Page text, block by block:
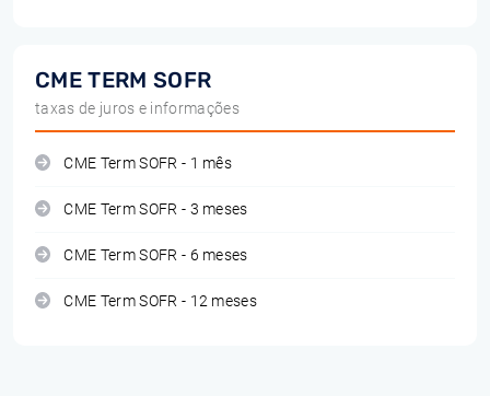
CME TERM SOFR
taxas de juros e informações
CME Term SOFR - 1 mês
CME Term SOFR - 3 meses
CME Term SOFR - 6 meses
CME Term SOFR - 12 meses